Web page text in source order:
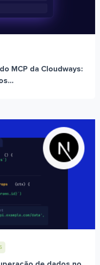
MCP da Cloudways: